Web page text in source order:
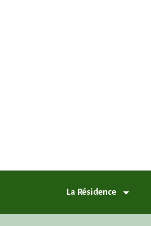
La Résidence